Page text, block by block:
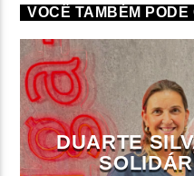
VOCÊ TAMBÉM PODE
DUARTE